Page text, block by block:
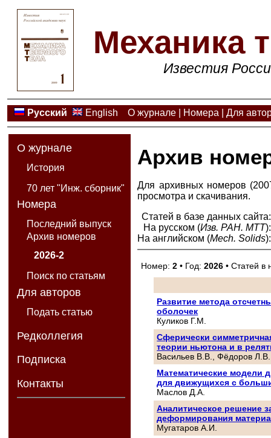
Механика
Известия
Русский English О журнале| Номера Для
О журнале
История
70 лет "Инж. сборник"
Номера
Последний выпуск
Архив номеров
2026-2
Поиск по статьям
Для авторов
Подать статью
Редколлегия
Подписка
Контакты
Архив
Для архивных номеров
просмотра и скачивания.
Статей в базе данных сайта:
На русском (Изв. РАН. МТТ):
На английском (Mech. Solids):
Номер:2 • Год:2026 • Статей
Развитие метода
оболочек
Куликов Г.М.
Сферически
теории ньютона и в
Васильев В.В., Фёдоров Л.В.
Математические модели
для движущихся с
Маслов Д.А.
Аналитическое решение
деформирования
Мугатаров А.И.